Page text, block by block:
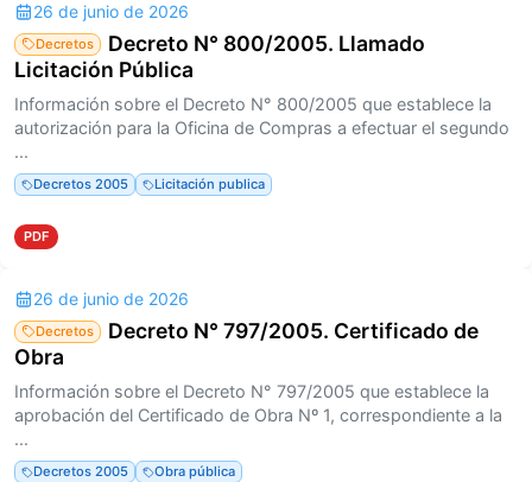
26 de junio de 2026
Decretos
Decreto N° 800/2005. Llamado
Licitación Pública
Información sobre el Decreto N° 800/2005 que establece la
autorización para la Oficina de Compras a efectuar el segundo
...
Decretos 2005 Licitación publica
PDF
26 de junio de 2026
Decretos
Decreto N° 797/2005. Certificado de
Obra
Información sobre el Decreto N° 797/2005 que establece la
aprobación del Certificado de Obra Nº 1, correspondiente a la
...
Decretos 2005 Obra pública